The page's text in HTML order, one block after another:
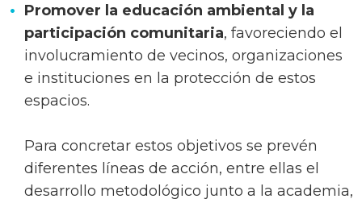
Promover la educación ambiental y la
participación comunitaria, favoreciendo el
involucramiento de vecinos, organizaciones
e instituciones en la protección de estos
espacios.
Para concretar estos objetivos se prevén
diferentes líneas de acción, entre ellas el
desarrollo metodológico junto a la academia,